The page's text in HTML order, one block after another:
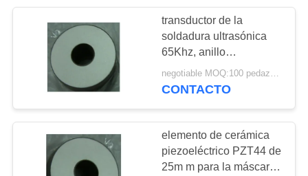
Anillo piezoeléctrico
27
21
transductor de la
soldadura ultrasónica
65Khz, anillo
piezoeléctrico del
transductor de la
negotiable MOQ:100 pedazos/pedazos
CONTACTO
elemento de cerámica
piezoeléctrico PZT44 de
25m m para la máscara